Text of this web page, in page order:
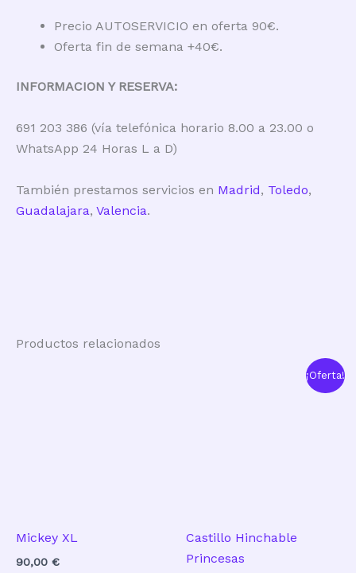
Precio AUTOSERVICIO en oferta 90€.
Oferta fin de semana +40€.
INFORMACION Y RESERVA:
691 203 386 (vía telefónica horario 8.00 a 23.00 o
WhatsApp 24 Horas L a D)
También prestamos servicios en Madrid, Toledo,
Guadalajara, Valencia.
Productos relacionados
Mickey XL
90,00 €
¡Oferta!
Castillo Hinchable
Princesas